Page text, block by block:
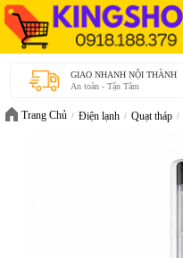
GIAO NHANH NỘI THÀNH
An toàn - Tận Tâm
Trang Chủ Điện lạnh Quạt tháp